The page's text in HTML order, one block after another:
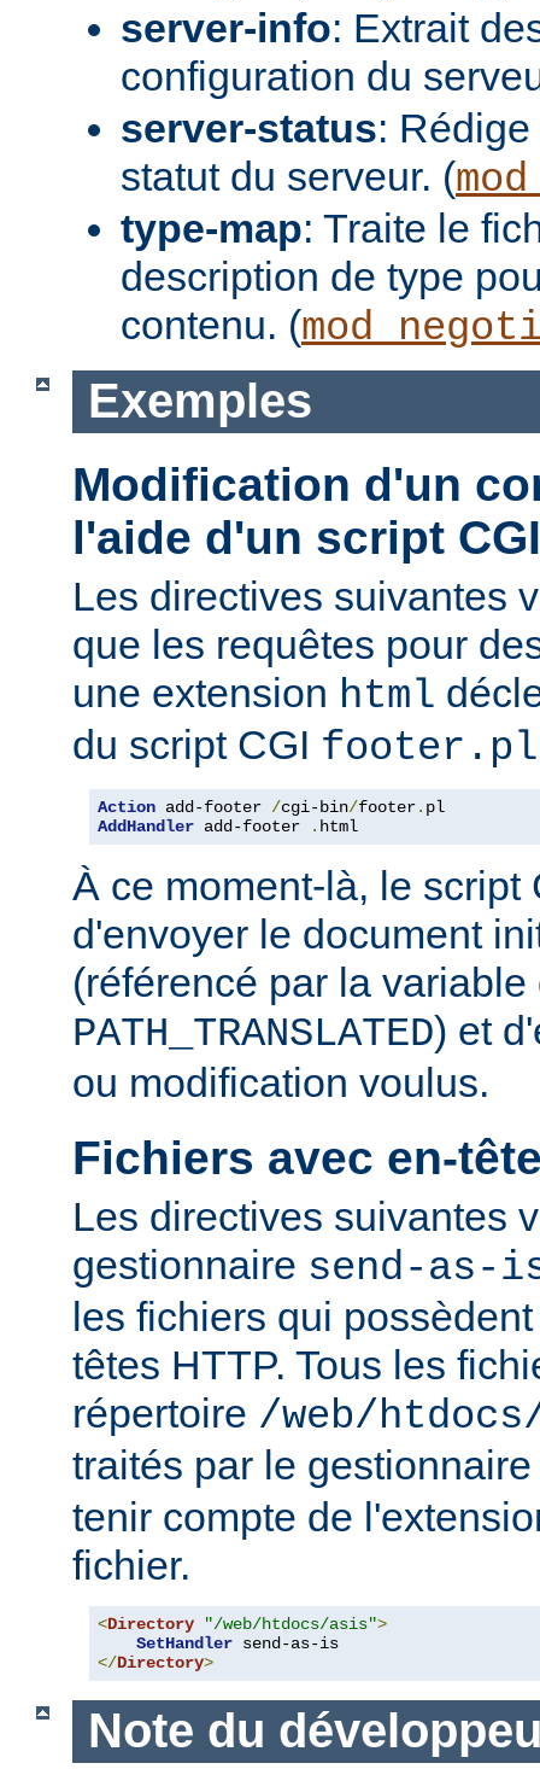
server-info: Extrait
configuration du
server-status:
statut du serveur. (
type-map: Traite le
description de type
contenu. (
Exemples
Modification d'un
l'aide d'un script CGI
Les directives suivantes
que les requêtes pour
une extension html
du script CGI footer.pl
Action add-footer /cgi-bin/footer.
AddHandler add-footer . html
À ce moment-là, le script
d'envoyer le document
(référencé par la
PATH_TRANSLATED) et
ou modification voulus.
Fichiers avec en-
Les directives suivantes
gestionnaire send-as-
les fichiers qui
têtes HTTP. Tous les
répertoire /web/
traités par le
tenir compte de
fichier.
<Directory "/web/htdocs/asis">
SetHandler
</Directory>
Note du